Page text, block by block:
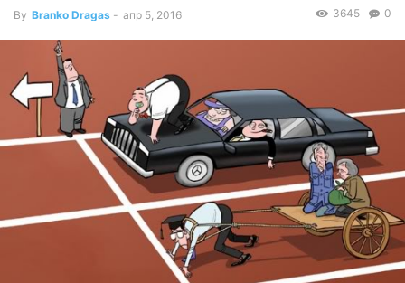
By Branko Dragas - апр 5, 2016 0
3645